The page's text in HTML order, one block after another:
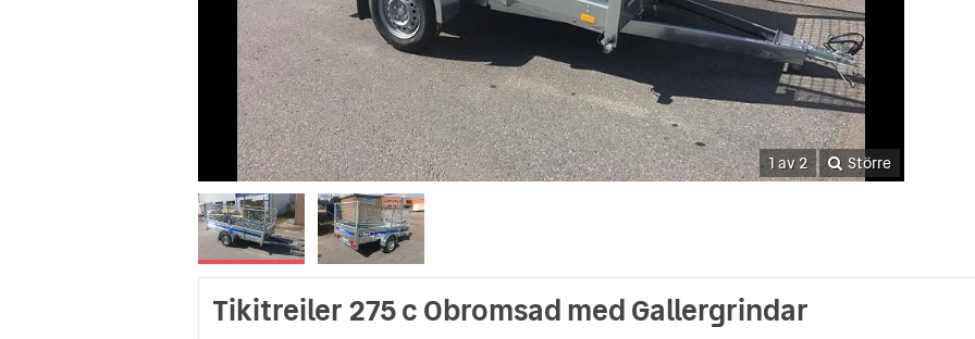
1 av 2 Större
Tikitreiler 275 c Obromsad med Gallergrindar